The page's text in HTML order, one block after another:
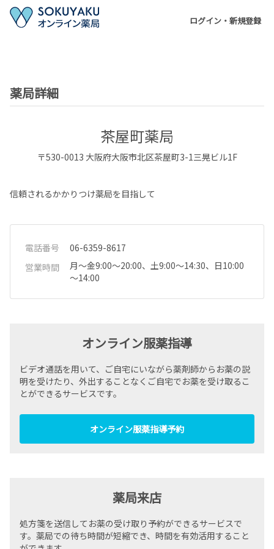
ログイン・新規登録
薬局詳細
茶屋町薬局
〒530-0013 大阪府大阪市北区茶屋町3-1三晃ビル1F
信頼されるかかりつけ薬局を目指して
電話番号
06-6359-8617
営業時間
月～金9:00～20:00、土9:00～14:30、日10:00
～14:00
オンライン服薬指導
ビデオ通話を用いて、ご自宅にいながら薬剤師からお薬の説
明を受けたり、外出することなくご自宅でお薬を受け取るこ
とができるサービスです。
オンライン服薬指導予約
薬局来店
処方箋を送信してお薬の受け取り予約ができるサービスで
す。薬局での待ち時間が短縮でき、時間を有効活用すること